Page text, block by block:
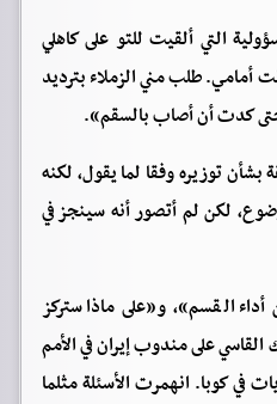
التي ألقيت للتو على كاهلي
أمامي. طلب مني الزملاء بترديد
كدت أن أصاب بالسقم».
توزيره وفقا لما يقول، لكنه
لكن لم أتصور أنه سينجز في
القسم»، و«على ماذا ستركز
على مندوب إيران في الأمم
في كوبا. انهمرت الأسئلة مثلما